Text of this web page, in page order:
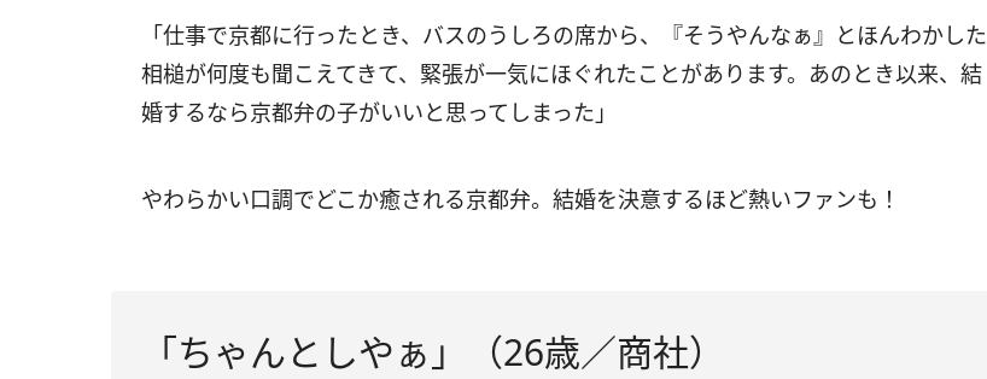
「仕事で京都に行ったとき、バスのうしろの席から、『そうやんなぁ』とほんわかした
相槌が何度も聞こえてきて、緊張が一気にほぐれたことがあります。あのとき以来、結
婚するなら京都弁の子がいいと思ってしまった」
やわらかい口調でどこか癒される京都弁。結婚を決意するほど熱いファンも！
「ちゃんとしやぁ」（26歳／商社）